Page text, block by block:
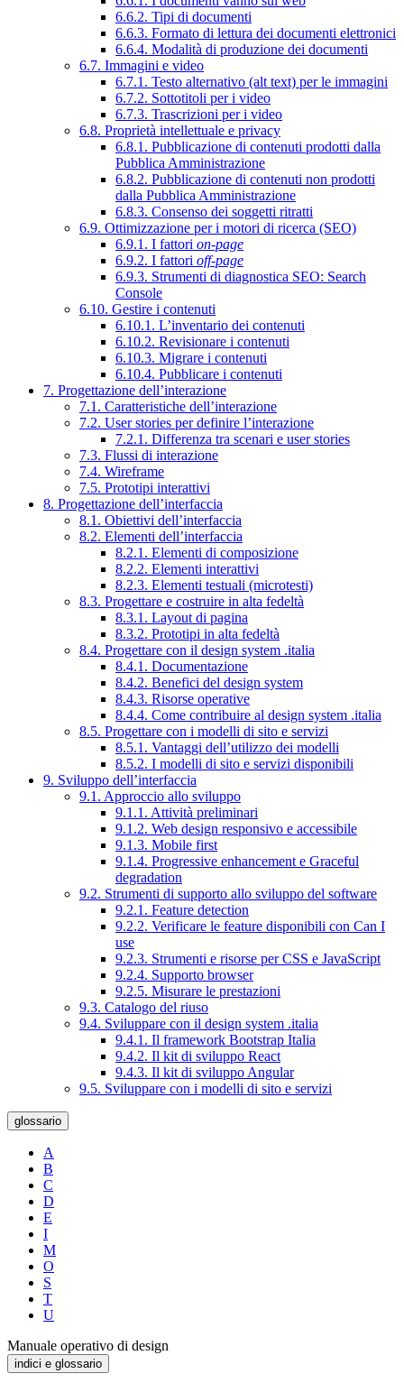
6.6.2. Tipi di documenti
6.6.3. Formato di lettura dei documenti elettronici
6.6.4. Modalità di produzione dei documenti
6.7. Immagini e video
6.7.1. Testo alternativo (alt text) per le immagini
6.7.2. Sottotitoli per i video
6.7.3. Trascrizioni per i video
6.8. Proprietà intellettuale e privacy
6.8.1. Pubblicazione di contenuti prodotti dalla
Pubblica Amministrazione
6.8.2. Pubblicazione di contenuti non prodotti
dalla Pubblica Amministrazione
6.8.3. Consenso dei soggetti ritratti
6.9. Ottimizzazione per i motori di ricerca (SEO)
6.9.1. I fattori on-page
6.9.2. I fattori off-page
6.9.3. Strumenti di diagnostica SEO: Search
Console
6.10. Gestire i contenuti
6.10.1. L’inventario dei contenuti
6.10.2. Revisionare i contenuti
6.10.3. Migrare i contenuti
6.10.4. Pubblicare i contenuti
7. Progettazione dell’interazione
7.1. Caratteristiche dell’interazione
7.2. User stories per definire l’interazione
7.2.1. Differenza tra scenari e user stories
7.3. Flussi di interazione
7.4. Wireframe
7.5. Prototipi interattivi
8. Progettazione dell’interfaccia
8.1. Obiettivi dell’interfaccia
8.2. Elementi dell’interfaccia
8.2.1. Elementi di composizione
8.2.2. Elementi interattivi
8.2.3. Elementi testuali (microtesti)
8.3. Progettare e costruire in alta fedeltà
8.3.1. Layout di pagina
8.3.2. Prototipi in alta fedeltà
8.4. Progettare con il design system .italia
8.4.1. Documentazione
8.4.2. Benefici del design system
8.4.3. Risorse operative
8.4.4. Come contribuire al design system .italia
8.5. Progettare con i modelli di sito e servizi
8.5.1. Vantaggi dell’utilizzo dei modelli
8.5.2. I modelli di sito e servizi disponibili
9. Sviluppo dell’interfaccia
9.1. Approccio allo sviluppo
9.1.1. Attività preliminari
9.1.2. Web design responsivo e accessibile
9.1.3. Mobile first
9.1.4. Progressive enhancement e Graceful
degradation
9.2. Strumenti di supporto allo sviluppo del software
9.2.1. Feature detection
9.2.2. Verificare le feature disponibili con Can I
use
9.2.3. Strumenti e risorse per CSS e JavaScript
9.2.4. Supporto browser
9.2.5. Misurare le prestazioni
9.3. Catalogo del riuso
9.4. Sviluppare con il design system .italia
9.4.1. Il framework Bootstrap Italia
9.4.2. Il kit di sviluppo React
9.4.3. Il kit di sviluppo Angular
9.5. Sviluppare con i modelli di sito e servizi
glossario
A
B
C
D
E
I
M
O
S
T
U
Manuale operativo di design
indici e glossario